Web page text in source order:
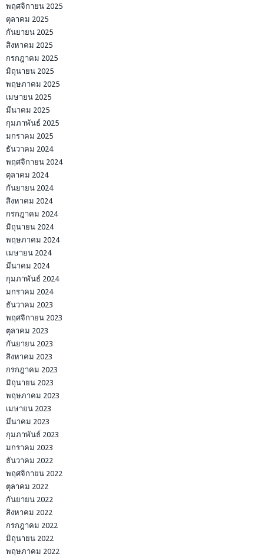
พฤศจิกายน 2025
ตุลาคม 2025
กันยายน 2025
สิงหาคม 2025
กรกฎาคม 2025
มิถุนายน 2025
พฤษภาคม 2025
เมษายน 2025
มีนาคม 2025
กุมภาพันธ์ 2025
มกราคม 2025
ธันวาคม 2024
พฤศจิกายน 2024
ตุลาคม 2024
กันยายน 2024
สิงหาคม 2024
กรกฎาคม 2024
มิถุนายน 2024
พฤษภาคม 2024
เมษายน 2024
มีนาคม 2024
กุมภาพันธ์ 2024
มกราคม 2024
ธันวาคม 2023
พฤศจิกายน 2023
ตุลาคม 2023
กันยายน 2023
สิงหาคม 2023
กรกฎาคม 2023
มิถุนายน 2023
พฤษภาคม 2023
เมษายน 2023
มีนาคม 2023
กุมภาพันธ์ 2023
มกราคม 2023
ธันวาคม 2022
พฤศจิกายน 2022
ตุลาคม 2022
กันยายน 2022
สิงหาคม 2022
กรกฎาคม 2022
มิถุนายน 2022
พฤษภาคม 2022